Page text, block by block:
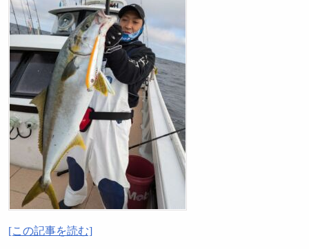
[この記事を読む]